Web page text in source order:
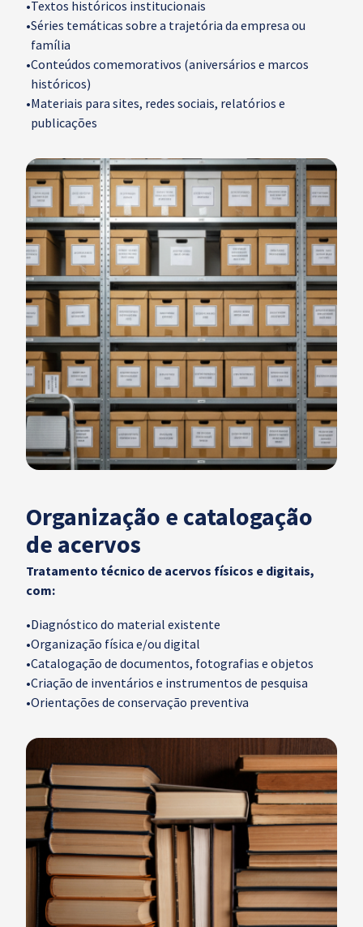
•Textos históricos institucionais
•Séries temáticas sobre a trajetória da empresa ou
família
•Conteúdos comemorativos (aniversários e marcos
históricos)
•Materiais para sites, redes sociais, relatórios e
publicações
Organização e catalogação
de acervos
Tratamento técnico de acervos físicos e digitais,
com:
•Diagnóstico do material existente
•Organização física e/ou digital
•Catalogação de documentos, fotografias e objetos
•Criação de inventários e instrumentos de pesquisa
•Orientações de conservação preventiva